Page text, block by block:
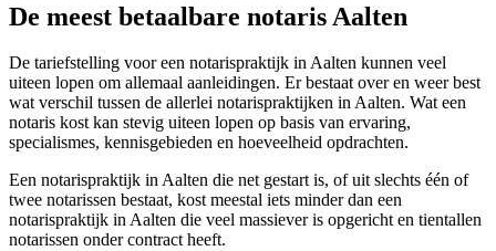
De meest betaalbare notaris Aalten
De tariefstelling voor een notarispraktijk in Aalten kunnen veel
uiteen lopen om allemaal aanleidingen. Er bestaat over en weer best
wat verschil tussen de allerlei notarispraktijken in Aalten. Wat een
notaris kost kan stevig uiteen lopen op basis van ervaring,
specialismes, kennisgebieden en hoeveelheid opdrachten.
Een notarispraktijk in Aalten die net gestart is, of uit slechts één of
twee notarissen bestaat, kost meestal iets minder dan een
notarispraktijk in Aalten die veel massiever is opgericht en tientallen
notarissen onder contract heeft.